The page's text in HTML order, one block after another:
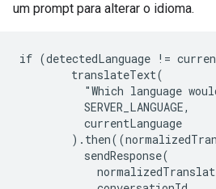
um prompt para alterar o idioma.
if (detectedLanguage !=
        translateText(
"Which language
          SERVER_LANGUAGE,
          currentLanguage
          sendResponse(